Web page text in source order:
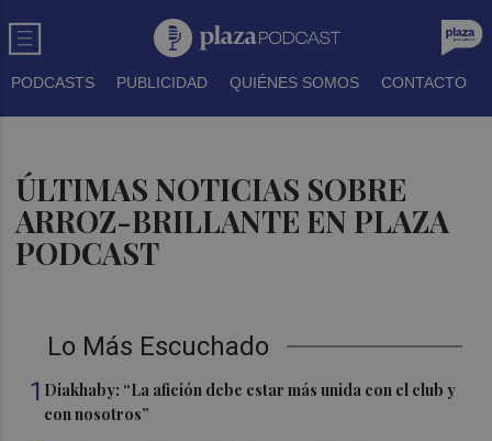
PODCASTS PUBLICIDAD QUIÉNES SOMOS CONTACTO
ÚLTIMAS NOTICIAS SOBRE
ARROZ-BRILLANTE EN PLAZA
PODCAST
Lo Más Escuchado
1 Diakhaby: “La afición debe estar más unida con el club y
con nosotros”